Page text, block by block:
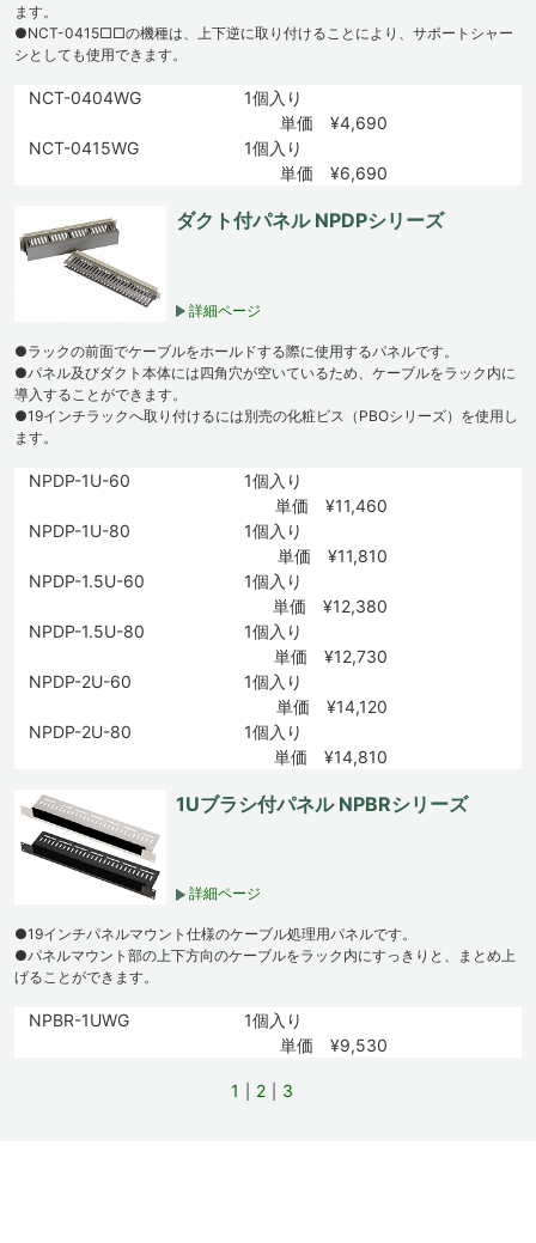
ます。
●NCT-0415□□の機種は、上下逆に取り付けることにより、サポートシャー
シとしても使用できます。
NCT-0404WG
1個入り
単価 ¥4,690
NCT-0415WG
1個入り
単価 ¥6,690
ダクト付パネル NPDPシリーズ
詳細ページ
●ラックの前面でケーブルをホールドする際に使用するパネルです。
●パネル及びダクト本体には四角穴が空いているため、ケーブルをラック内に
導入することができます。
●19インチラックへ取り付けるには別売の化粧ビス（PBOシリーズ）を使用し
ます。
NPDP-1U-60
1個入り
単価 ¥11,460
NPDP-1U-80
1個入り
単価 ¥11,810
NPDP-1.5U-60
1個入り
単価 ¥12,380
NPDP-1.5U-80
1個入り
単価 ¥12,730
NPDP-2U-60
1個入り
単価 ¥14,120
NPDP-2U-80
1個入り
単価 ¥14,810
1Uブラシ付パネル NPBRシリーズ
詳細ページ
●19インチパネルマウント仕様のケーブル処理用パネルです。
●パネルマウント部の上下方向のケーブルをラック内にすっきりと、まとめ上
げることができます。
NPBR-1UWG
1個入り
単価 ¥9,530
1 2 3